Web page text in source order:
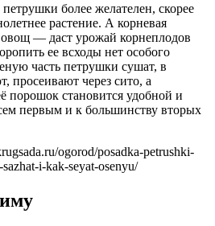
более желателен, скорее
растение. А корневая
— даст урожай корнеплодов
ее всходы нет особого
часть петрушки сушат, в
просеивают через сито, а
порошок становится удобной и
первым и к большинству вторых
ogorod/posadka-petrushki-
i-kak-seyat-osenyu/